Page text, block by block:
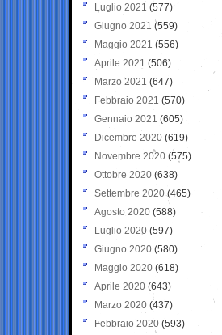
Luglio 2021 (577)
Giugno 2021(559)
Maggio 2021 (556)
Aprile 2021 (506)
Marzo 2021 (647)
Febbraio 2021 (570)
Gennaio 2021 (605)
Dicembre 2020 (619)
Novembre 2020 (575)
Ottobre 2020 (638)
Settembre 2020(465)
Agosto 2020 (588)
Luglio 2020 (597)
Giugno 2020 (580)
Maggio 2020 (618)
Aprile 2020 (643)
Marzo 2020 (437)
Febbraio 2020 (593)